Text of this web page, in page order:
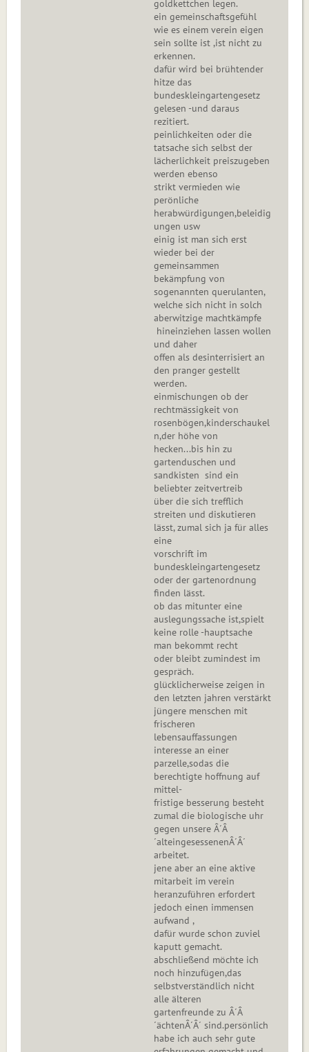
goldkettchen legen.
ein gemeinschaftsgefühl
wie es einem verein eigen
sein sollte ist ,ist nicht zu
erkennen.
dafür wird bei brühtender
hitze das
bundeskleingartengesetz
gelesen -und daraus
rezitiert.
peinlichkeiten oder die
tatsache sich selbst der
lächerlichkeit preiszugeben
werden ebenso
strikt vermieden wie
perönliche
herabwürdigungen,beleidig
ungen usw
einig ist man sich erst
wieder bei der
gemeinsammen
bekämpfung von
sogenannten querulanten,
welche sich nicht in solch
aberwitzige machtkämpfe
hineinziehen lassen wollen
und daher
offen als desinterrisiert an
den pranger gestellt
werden.
einmischungen ob der
rechtmässigkeit von
rosenbögen,kinderschaukel
n,der höhe von
hecken...bis hin zu
gartenduschen und
sandkisten sind ein
beliebter zeitvertreib
über die sich trefflich
streiten und diskutieren
lässt, zumal sich ja für alles
eine
vorschrift im
bundeskleingartengesetz
oder der gartenordnung
finden lässt.
ob das mitunter eine
auslegungssache ist,spielt
keine rolle -hauptsache
man bekommt recht
oder bleibt zumindest im
gespräch.
glücklicherweise zeigen in
den letzten jahren verstärkt
jüngere menschen mit
frischeren
lebensauffassungen
interesse an einer
parzelle,sodas die
berechtigte hoffnung auf
mittel-
fristige besserung besteht
zumal die biologische uhr
gegen unsere Â´Â
´alteingesessenenÂ´Â´
arbeitet.
jene aber an eine aktive
mitarbeit im verein
heranzuführen erfordert
jedoch einen immensen
aufwand ,
dafür wurde schon zuviel
kaputt gemacht.
abschließend möchte ich
noch hinzufügen,das
selbstverständlich nicht
alle älteren
gartenfreunde zu Â´Â
´ächtenÂ´Â´ sind.persönlich
habe ich auch sehr gute